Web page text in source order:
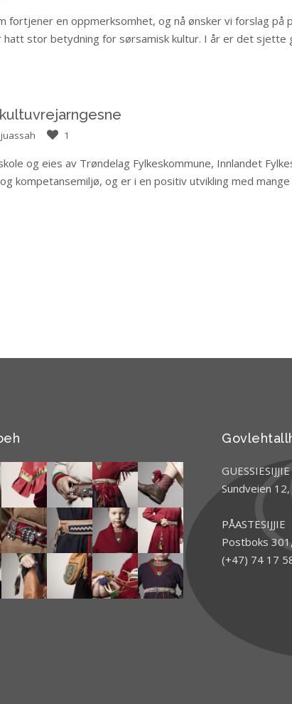
fortjener en oppmerksomhet, og nå ønsker vi forslag på
hatt stor betydning for sørsamisk kultur. I år er det sjette
1
og eies av Trøndelag Fylkeskommune, Innlandet
kompetansemiljø, og er i en positiv utvikling med
GUESSIESIJJIE
Sundveien
PÅASTESIJJIE
Postboks
(+47) 74 17